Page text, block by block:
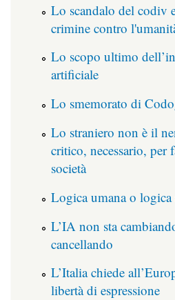
Lo scandalo del codiv
crimine contro
Lo scopo ultimo
artificiale
Lo smemorato di
Lo straniero non è il
critico, necessario, per
società
Logica umana o logica
L’IA non sta
cancellando
L’Italia chiede
libertà di espressione